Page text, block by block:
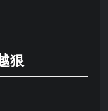
狠